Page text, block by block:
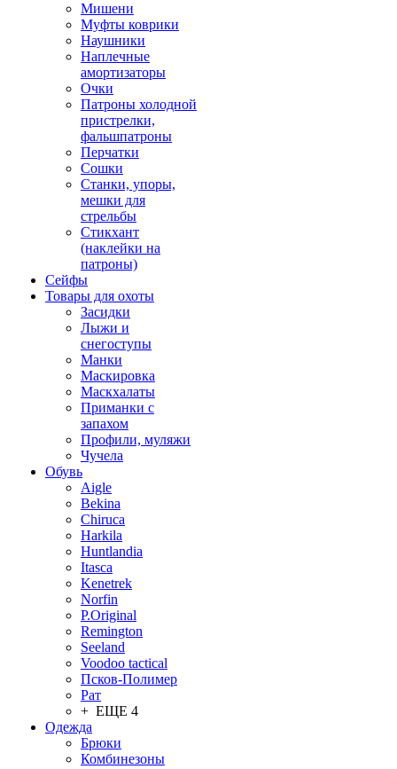
Мишени
Муфты коврики
Наушники
Наплечные
амортизаторы
Очки
Патроны холодной
пристрелки,
фальшпатроны
Перчатки
Сошки
Станки, упоры,
мешки для
стрельбы
Стикхант
(наклейки на
патроны)
Сейфы
Товары для охоты
Засидки
Лыжи и
снегоступы
Манки
Маскировка
Маскхалаты
Приманки с
запахом
Профили, муляжи
Чучела
Обувь
Aigle
Bekina
Chiruсa
Harkila
Huntlandia
Itasca
Kenetrek
Norfin
P.Original
Remington
Seeland
Voodoo tactical
Псков-Полимер
Рат
+ ЕЩЕ 4
Одежда
Брюки
Комбинезоны